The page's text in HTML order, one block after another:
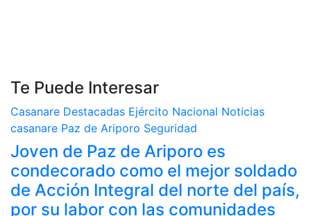
Te Puede Interesar
Casanare Destacadas Ejército Nacional Noticias
casanare Paz de Ariporo Seguridad
Joven de Paz de Ariporo es
condecorado como el mejor soldado
de Acción Integral del norte del país,
por su labor con las comunidades